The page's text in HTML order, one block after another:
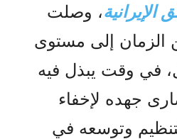
، وصلت
الزمان إلى مستوى
في وقت يبذل فيه
جهده لإخفاء
وتوسعه في